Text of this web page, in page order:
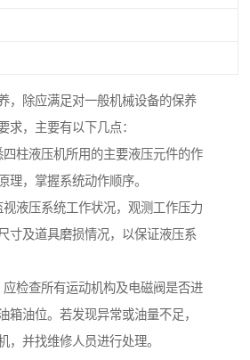
，除应满足对一般机械设备的保养
求，主要有以下几点：
柱液压机所用的主要液压元件的作
理，掌握系统动作顺序。
液压系统工作状况，观测工作压力
寸及道具磨损情况，以保证液压系
检查所有运动机构及电磁阀是否进
箱油位。若发现异常或油量不足，
，并找维修人员进行处理。